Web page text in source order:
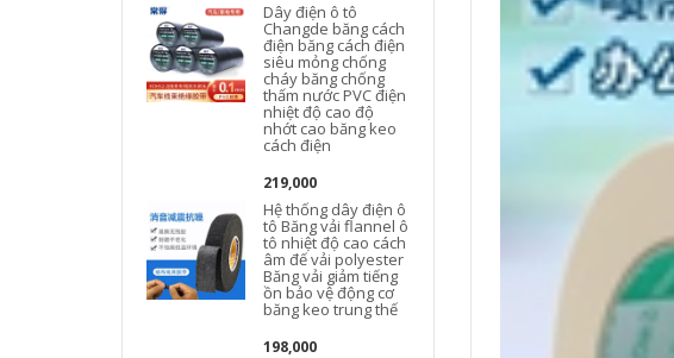
Dây điện ô tô
Changde băng cách
điện băng cách điện
siêu mỏng chống
cháy băng chống
thấm nước PVC điện
nhiệt độ cao độ
nhớt cao băng keo
cách điện
219,000
Hệ thống dây điện ô
tô Băng vải flannel ô
tô nhiệt độ cao cách
âm đế vải polyester
Băng vải giảm tiếng
ồn bảo vệ động cơ
băng keo trung thế
198,000
Băng keo điện
3m1500/1600 bảo vệ
môi trường không
chì Cách điện PVC
chống nhiệt độ cao
chống cháy cuộn
nhiệt độ cao màu
đen và trắng đỏ
vàng xanh xanh
Băng dính điện chịu
Băng keo điện
chống cháy không
thấm nước 3m1500
1600 cách điện đa
năng cách điện chịu